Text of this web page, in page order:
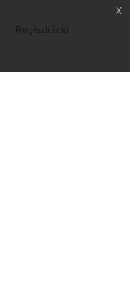
Regisztráció
x